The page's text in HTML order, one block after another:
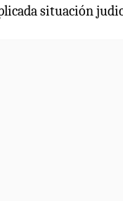
situación